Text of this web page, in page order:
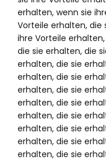
erhalten, wenn sie
Vorteile erhalten, die
ihre Vorteile
die sie erhalten, die
erhalten, die sie
erhalten, die sie
erhalten, die sie
erhalten, die sie
erhalten, die sie
erhalten, die sie
erhalten, die sie
erhalten, die sie